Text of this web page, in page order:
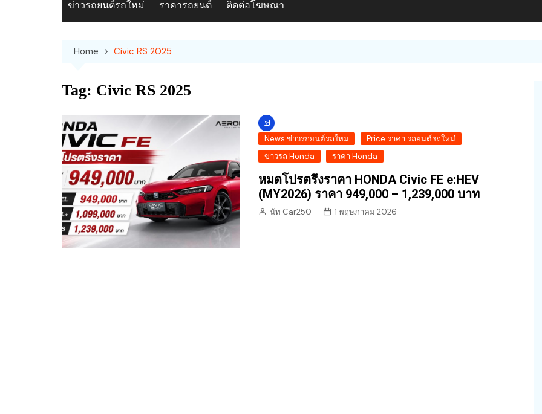
ข่าวรถยนต์รถใหม่ ราคารถยนต์ ติดต่อโฆษณา
Home Civic RS 2025
Tag: Civic RS 2025
News ข่าวรถยนต์รถใหม่
Price ราคา รถยนต์รถใหม่
ข่าวรถ Honda
ราคา Honda
หมดโปรตรึงราคา HONDA Civic FE e:HEV
(MY2026) ราคา 949,000 – 1,239,000 บาท
นัท Car250 1 พฤษภาคม 2026